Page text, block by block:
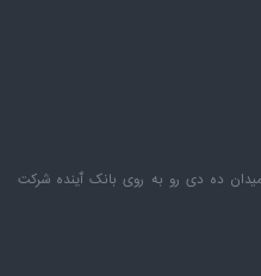
ده دی رو به روی بانک ٱینده شرکت